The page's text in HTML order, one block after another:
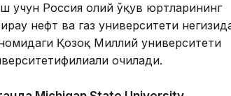
учун Россия олий ўқув юртларининг
нефт ва газ университети
Қозоқ Миллий университети
очилади.